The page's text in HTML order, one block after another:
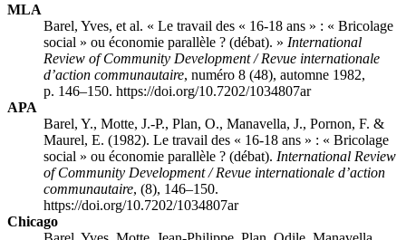
MLA
Barel, Yves, et al. « Le travail des « 16-18 ans » : « Bricolage
social » ou économie parallèle ? (débat). » International
Review of Community Development / Revue internationale
d’action communautaire, numéro 8 (48), automne 1982,
p. 146–150. https://doi.org/10.7202/1034807ar
APA
Barel, Y., Motte, J.-P., Plan, O., Manavella, J., Pornon, F. &
Maurel, E. (1982). Le travail des « 16-18 ans » : « Bricolage
social » ou économie parallèle ? (débat). International Review
of Community Development / Revue internationale d’action
communautaire, (8), 146–150.
https://doi.org/10.7202/1034807ar
Chicago